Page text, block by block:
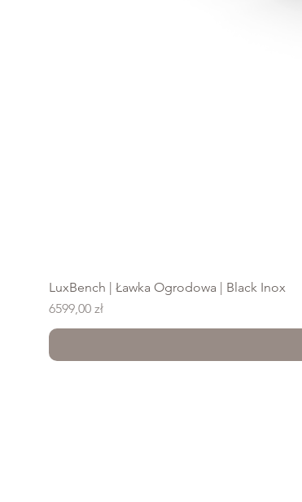
LuxBench | Ławka Ogrodowa | Black Inox
Cena
6599,00 zł